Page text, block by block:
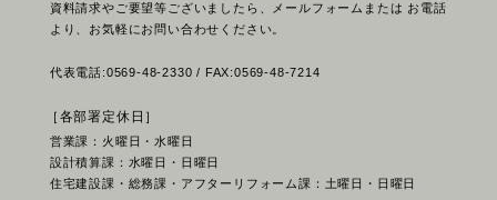
資料請求やご要望等ございましたら、メールフォームまたは お電話
より、お気軽にお問い合わせください。
代表電話:0569-48-2330 / FAX:0569-48-7214
［各部署定休日］
営業課：火曜日・水曜日
設計積算課：水曜日・日曜日
住宅建設課・総務課・アフターリフォーム課：土曜日・日曜日